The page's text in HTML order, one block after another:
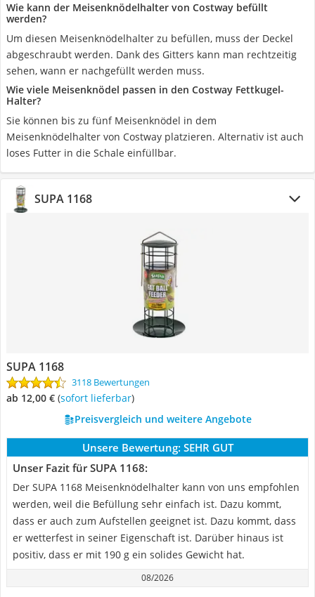
Wie kann der Meisenknödelhalter von Costway befüllt
werden?
Um diesen Meisenknödelhalter zu befüllen, muss der Deckel
abgeschraubt werden. Dank des Gitters kann man rechtzeitig
sehen, wann er nachgefüllt werden muss.
Wie viele Meisenknödel passen in den Costway Fettkugel-
Halter?
Sie können bis zu fünf Meisenknödel in dem
Meisenknödelhalter von Costway platzieren. Alternativ ist auch
loses Futter in die Schale einfüllbar.
SUPA 1168
SUPA 1168
3118 Bewertungen
ab 12,00 € ( Sofort lieferbar)
Preisvergleich und weitere Angebote
Unsere Bewertung: SEHR GUT
Unser Fazit für SUPA 1168:
Der SUPA 1168 Meisenknödelhalter kann von uns empfohlen
werden, weil die Befüllung sehr einfach ist. Dazu kommt,
dass er auch zum Aufstellen geeignet ist. Dazu kommt, dass
er wetterfest in seiner Eigenschaft ist. Darüber hinaus ist
positiv, dass er mit 190 g ein solides Gewicht hat.
08/2026